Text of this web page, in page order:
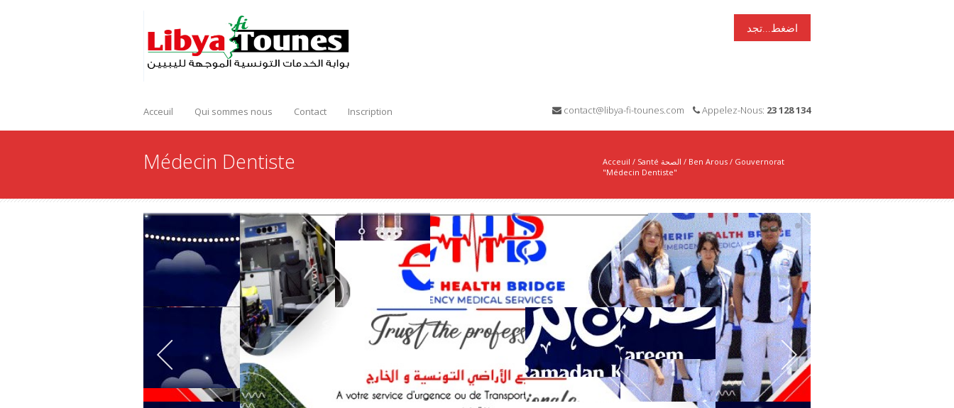
اضغط...تجد
Acceuil Qui sommes nous Contact Inscription contact@libya-fi-tounes.com Appelez-Nous: 23 128 134
Médecin Dentiste Acceuil / Santé الصحة / Ben Arous / Gouvernorat
"Médecin Dentiste"